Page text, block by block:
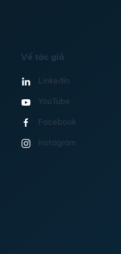
Về tác giả
Linkedin
YouTube
Facebook
Instagram